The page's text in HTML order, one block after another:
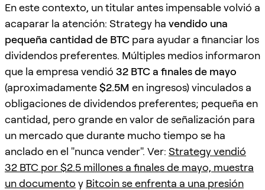
En este contexto, un titular antes impensable volvió a
acaparar la atención: Strategy ha vendido una
pequeña cantidad de BTC para ayudar a financiar los
dividendos preferentes. Múltiples medios informaron
que la empresa vendió 32 BTC a finales de mayo
(aproximadamente$2.5M en ingresos) vinculados a
obligaciones de dividendos preferentes; pequeña en
cantidad, pero grande en valor de señalización para
un mercado que durante mucho tiempo se ha
anclado en el "nunca vender". Ver: Strategy vendió
32 BTC por $2.5 millones a finales de mayo, muestra
un documento y Bitcoin se enfrenta a una presión